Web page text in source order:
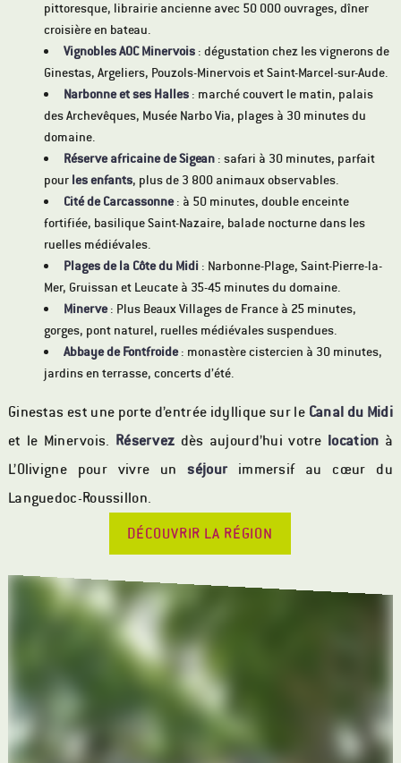
pittoresque, librairie ancienne avec 50 000 ouvrages, dîner
croisière en bateau.
Vignobles AOC Minervois: dégustation chez les vignerons de
Ginestas, Argeliers, Pouzols-Minervois et Saint-Marcel-sur-Aude.
Narbonne et ses Halles: marché couvert le matin, palais
des Archevêques, Musée Narbo Via, plages à 30 minutes du
domaine.
Réserve africaine de Sigean: safari à 30 minutes, parfait
pour les enfants, plus de 3 800 animaux observables.
Cité de Carcassonne: à 50 minutes, double enceinte
fortifiée, basilique Saint-Nazaire, balade nocturne dans les
ruelles médiévales.
Plages de la Côte du Midi: Narbonne-Plage, Saint-Pierre-la-
Mer, Gruissan et Leucate à 35-45 minutes du domaine.
Minerve: Plus Beaux Villages de France à 25 minutes,
gorges, pont naturel, ruelles médiévales suspendues.
Abbaye de Fontfroide: monastère cistercien à 30 minutes,
jardins en terrasse, concerts d’été.
Ginestas est une porte d’entrée idyllique sur le Canal du Midi
et le Minervois. Réservez dès aujourd’hui votre location à
L’Olivigne pour vivre unséjour immersif au cœur du
Languedoc-Roussillon.
DÉCOUVRIR LA RÉGION